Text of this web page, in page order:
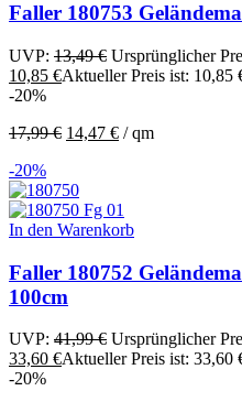
Faller 180753
UVP: 13,49€ Ursprünglicher
10,85 €Aktueller Preis ist: 10,85
-20%
17,99€ 14,47 € /qm
-20%
In den Warenkorb
Faller 180752
100cm
UVP: 41,99€ Ursprünglicher
33,60 €Aktueller Preis ist: 33,60
-20%